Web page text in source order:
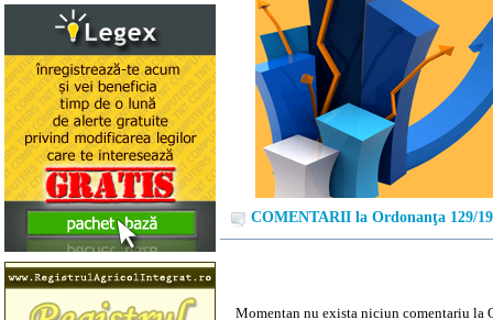
COMENTARII la Ordonanţa 129/
Momentan nu exista niciun comentariu la